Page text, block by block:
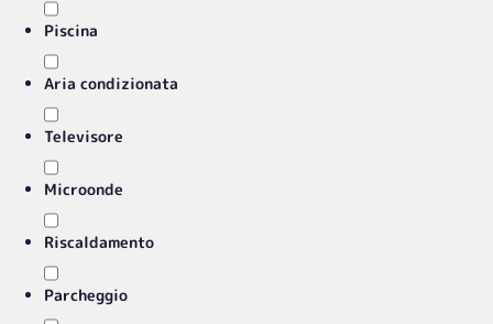
Piscina
Aria condizionata
Televisore
Microonde
Riscaldamento
Parcheggio